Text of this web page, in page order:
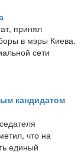
принял
в мэры Киева.
сети
кандидатом
что на
единый